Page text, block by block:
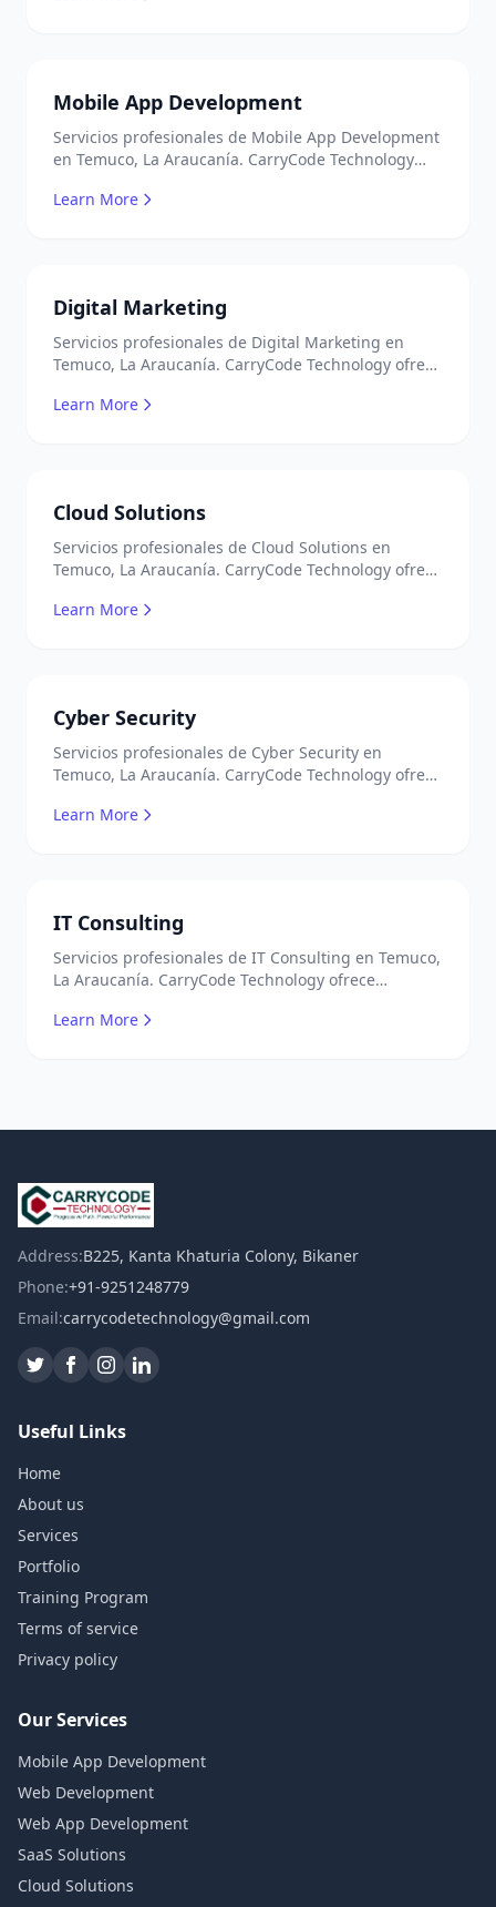
Mobile App Development
Servicios profesionales de Mobile App Development
en Temuco, La Araucanía. CarryCode Technology
Learn More
Digital Marketing
Servicios profesionales de Digital Marketing en
Temuco, La Araucanía. CarryCode Technology ofrece
Learn More
Cloud Solutions
Servicios profesionales de Cloud Solutions en
Temuco, La Araucanía. CarryCode Technology ofrece
Learn More
Cyber Security
Servicios profesionales de Cyber Security en
Temuco, La Araucanía. CarryCode Technology ofrece
Learn More
IT Consulting
Servicios profesionales de IT Consulting en Temuco,
La Araucanía. CarryCode Technology ofrece
Learn More
Address:B225, Kanta Khaturia Colony, Bikaner
Phone:+91-9251248779
Email:carrycodetechnology@gmail.com
Useful Links
Home
About us
Services
Portfolio
Training Program
Terms of service
Privacy policy
Our Services
Mobile App Development
Web Development
Web App Development
SaaS Solutions
Cloud Solutions